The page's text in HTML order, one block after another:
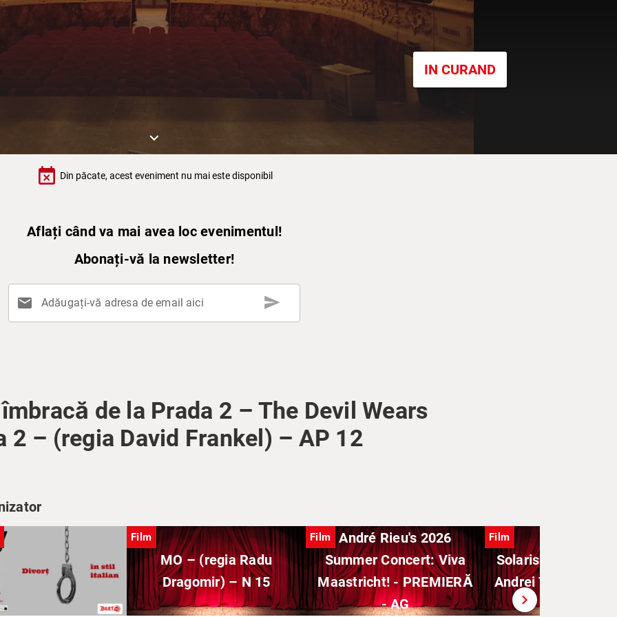
IN CURAND
keyboard_arrow_down
event_busy Din păcate, acest eveniment nu mai este disponibil
Aflați când va mai avea loc evenimentul!
Abonați-vă la newsletter!
mail Adăugați-vă adresa de email aici send
de la Prada 2 – The Devil Wears
2 – (regia David Frankel) – AP 12
Film
MO – (regia Radu
Dragomir) – N 15
Film
André Rieu's 2026
Summer Concert: Viva
Maastricht! - PREMIERĂ
- AG
Film
Solaris - Solyaris -
Andrei Tarkovski) -
chevron_right